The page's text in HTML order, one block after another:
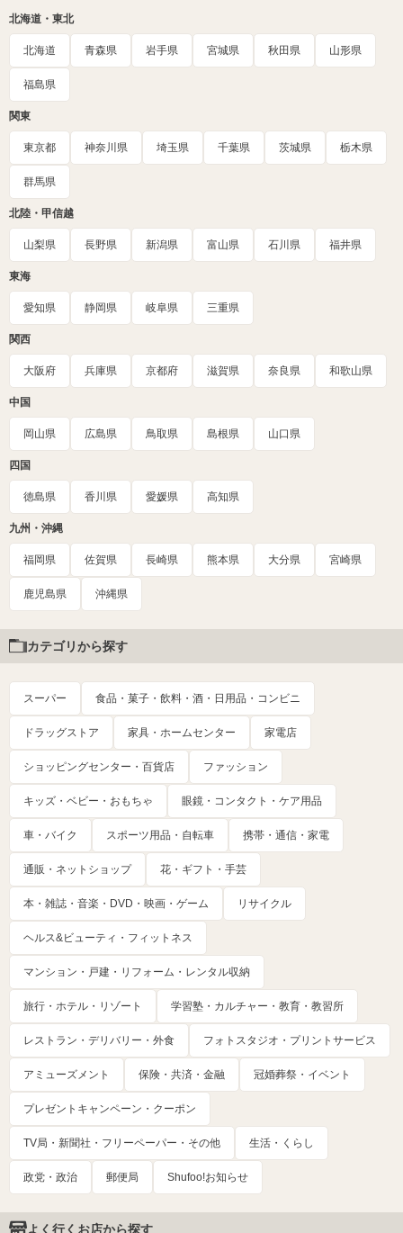
北海道・東北
北海道 青森県 岩手県 宮城県 秋田県 山形県
福島県
関東
東京都 神奈川県 埼玉県 千葉県 茨城県 栃木県
群馬県
北陸・甲信越
山梨県 長野県 新潟県 富山県 石川県 福井県
東海
愛知県 静岡県 岐阜県 三重県
関西
大阪府 兵庫県 京都府 滋賀県 奈良県 和歌山県
中国
岡山県 広島県 鳥取県 島根県 山口県
四国
徳島県 香川県 愛媛県 高知県
九州・沖縄
福岡県 佐賀県 長崎県 熊本県 大分県 宮崎県
鹿児島県 沖縄県
カテゴリから探す
スーパー 食品・菓子・飲料・酒・日用品・コンビニ
ドラッグストア 家具・ホームセンター 家電店
ショッピングセンター・百貨店 ファッション
キッズ・ベビー・おもちゃ 眼鏡・コンタクト・ケア用品
車・バイク スポーツ用品・自転車 携帯・通信・家電
通販・ネットショップ 花・ギフト・手芸
本・雑誌・音楽・DVD・映画・ゲーム リサイクル
ヘルス&ビューティ・フィットネス
マンション・戸建・リフォーム・レンタル収納
旅行・ホテル・リゾート 学習塾・カルチャー・教育・教習所
レストラン・デリバリー・外食 フォトスタジオ・プリントサービス
アミューズメント 保険・共済・金融 冠婚葬祭・イベント
プレゼントキャンペーン・クーポン
TV局・新聞社・フリーペーパー・その他 生活・くらし
政党・政治 郵便局 Shufoo!お知らせ
よく行くお店から探す